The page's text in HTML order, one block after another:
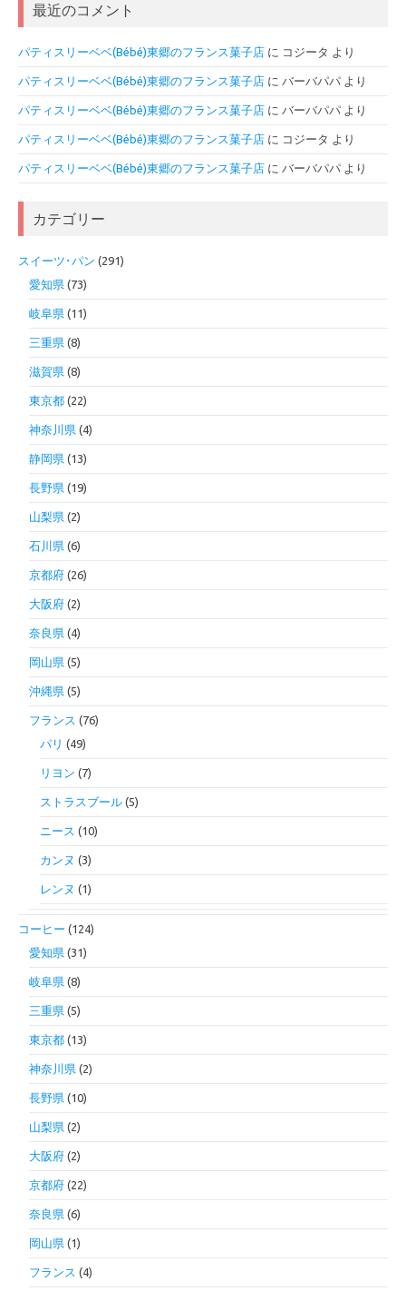
最近のコメント
パティスリーベベ(Bébé)東郷のフランス菓子店 に コジータ より
パティスリーベベ(Bébé)東郷のフランス菓子店 に バーバパパ より
パティスリーベベ(Bébé)東郷のフランス菓子店 に バーバパパ より
パティスリーベベ(Bébé)東郷のフランス菓子店 に コジータ より
パティスリーベベ(Bébé)東郷のフランス菓子店 に バーバパパ より
カテゴリー
スイーツ･パン (291)
愛知県 (73)
岐阜県 (11)
三重県 (8)
滋賀県 (8)
東京都 (22)
神奈川県 (4)
静岡県 (13)
長野県 (19)
山梨県 (2)
石川県 (6)
京都府 (26)
大阪府 (2)
奈良県 (4)
岡山県 (5)
沖縄県 (5)
フランス (76)
パリ (49)
リヨン (7)
ストラスブール (5)
ニース (10)
カンヌ (3)
レンヌ (1)
コーヒー (124)
愛知県 (31)
岐阜県 (8)
三重県 (5)
東京都 (13)
神奈川県 (2)
長野県 (10)
山梨県 (2)
大阪府 (2)
京都府 (22)
奈良県 (6)
岡山県 (1)
フランス (4)